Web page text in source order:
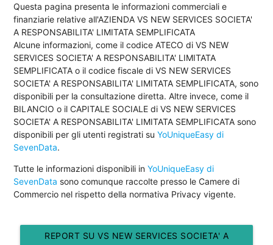
Questa pagina presenta le informazioni commerciali e
finanziarie relative all'AZIENDA VS NEW SERVICES SOCIETA'
A RESPONSABILITA' LIMITATA SEMPLIFICATA
Alcune informazioni, come il codice ATECO di VS NEW
SERVICES SOCIETA' A RESPONSABILITA' LIMITATA
SEMPLIFICATA o il codice fiscale di VS NEW SERVICES
SOCIETA' A RESPONSABILITA' LIMITATA SEMPLIFICATA, sono
disponibili per la consultazione diretta. Altre invece, come il
BILANCIO o il CAPITALE SOCIALE di VS NEW SERVICES
SOCIETA' A RESPONSABILITA' LIMITATA SEMPLIFICATA sono
disponibili per gli utenti registrati suYoUniqueEasy di
SevenData.
Tutte le informazioni disponibili inYoUniqueEasy di
SevenData sono comunque raccolte presso le Camere di
Commercio nel rispetto della normativa Privacy vigente.
REPORT SU VS NEW SERVICES SOCIETA' A